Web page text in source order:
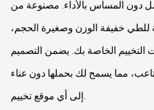
دون المساس بالأداء. مصنوعة من
للطي خفيفة الوزن وصغيرة الحجم،
التخييم الخاصة بك. يضمن التصميم
مما يسمح لك بحملها دون عناء